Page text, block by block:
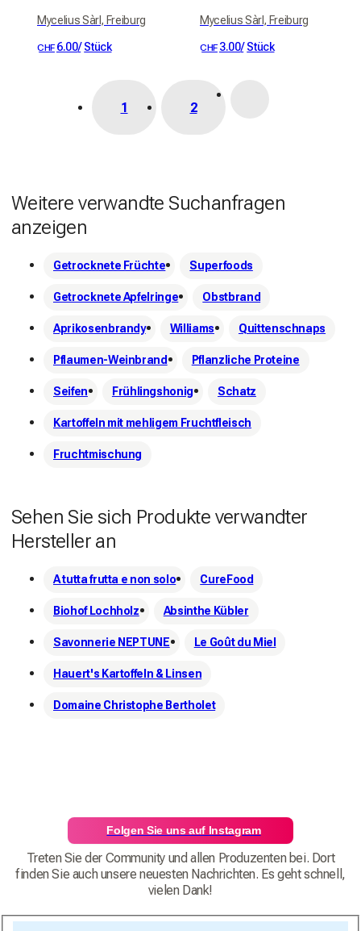
Mycelius Sàrl, Freiburg
CHF 6.00/ Stück
Mycelius Sàrl, Freiburg
CHF 3.00/ Stück
1 2
Weitere verwandte Suchanfragen
anzeigen
Getrocknete Früchte Superfoods
Getrocknete Apfelringe Obstbrand
Aprikosenbrandy Williams Quittenschnaps
Pflaumen-Weinbrand Pflanzliche Proteine
Seifen Frühlingshonig Schatz
Kartoffeln mit mehligem Fruchtfleisch
Fruchtmischung
Sehen Sie sich Produkte verwandter
Hersteller an
A tutta frutta e non solo CureFood
Biohof Lochholz Absinthe Kübler
Savonnerie NEPTUNE Le Goût du Miel
Hauert's Kartoffeln & Linsen
Domaine Christophe Bertholet
Folgen Sie uns auf Instagram
Treten Sie der Community und allen Produzenten bei. Dort
finden Sie auch unsere neuesten Nachrichten. Es geht schnell,
vielen Dank!